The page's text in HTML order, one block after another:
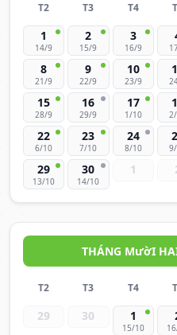
T2 T3 T4
1
14/9
2
15/9
3
16/9
8
21/9
9
22/9
10
23/9
15
28/9
16
29/9
17
1/10
22
6/10
23
7/10
24
8/10
29
13/10
30
14/10
1
THÁNG MườI
T2 T3 T4
29 30 1
15/10